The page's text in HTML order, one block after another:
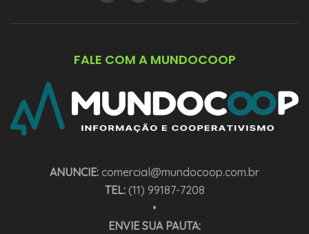
FALE COM A MUNDOCOOP
ANUNCIE: comercial@mundocoop.com.br
TEL:(11) 99187-7208
•
ENVIE SUA PAUTA: